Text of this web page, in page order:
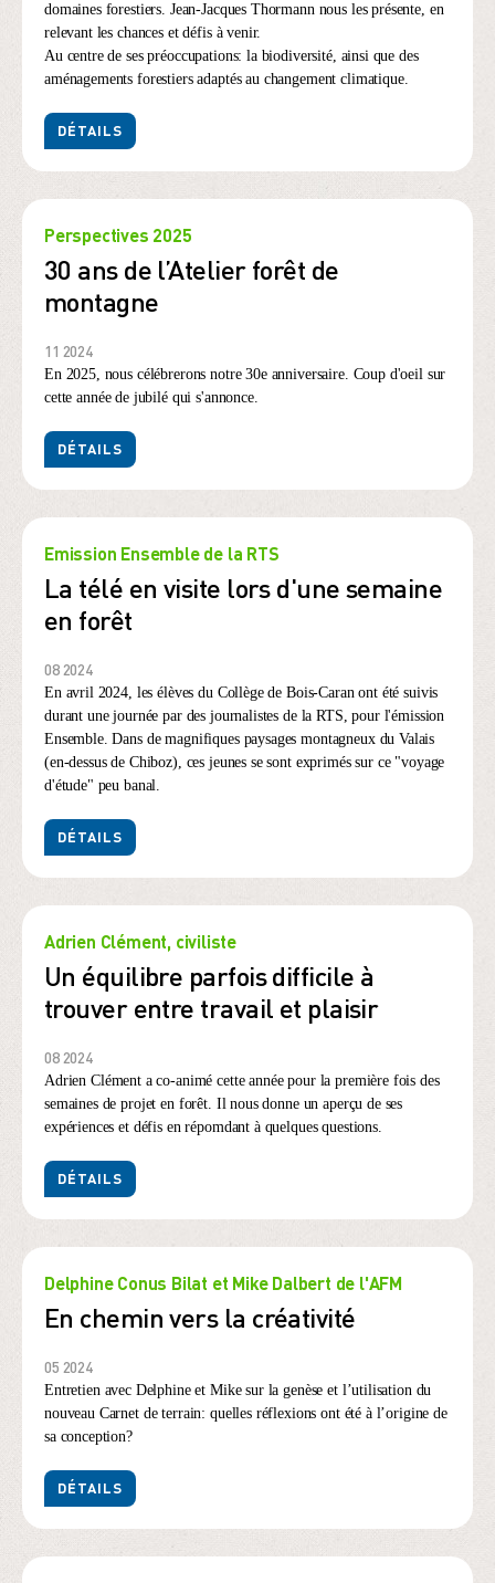
domaines forestiers. Jean-Jacques Thormann nous les présente, en
relevant les chances et défis à venir.
Au centre de ses préoccupations: la biodiversité, ainsi que des
aménagements forestiers adaptés au changement climatique.
DÉTAILS
Perspectives 2025
30 ans de l’Atelier forêt de
montagne
11 2024
En 2025, nous célébrerons notre 30e anniversaire. Coup d'oeil sur
cette année de jubilé qui s'annonce.
DÉTAILS
Emission Ensemble de la RTS
La télé en visite lors d'une semaine
en forêt
08 2024
En avril 2024, les élèves du Collège de Bois-Caran ont été suivis
durant une journée par des journalistes de la RTS, pour l'émission
Ensemble. Dans de magnifiques paysages montagneux du Valais
(en-dessus de Chiboz), ces jeunes se sont exprimés sur ce "voyage
d'étude" peu banal.
DÉTAILS
Adrien Clément, civiliste
Un équilibre parfois difficile à
trouver entre travail et plaisir
08 2024
Adrien Clément a co-animé cette année pour la première fois des
semaines de projet en forêt. Il nous donne un aperçu de ses
expériences et défis en répomdant à quelques questions.
DÉTAILS
Delphine Conus Bilat et Mike Dalbert de l'AFM
En chemin vers la créativité
05 2024
Entretien avec Delphine et Mike sur la genèse et l’utilisation du
nouveau Carnet de terrain: quelles réflexions ont été à l’origine de
sa conception?
DÉTAILS